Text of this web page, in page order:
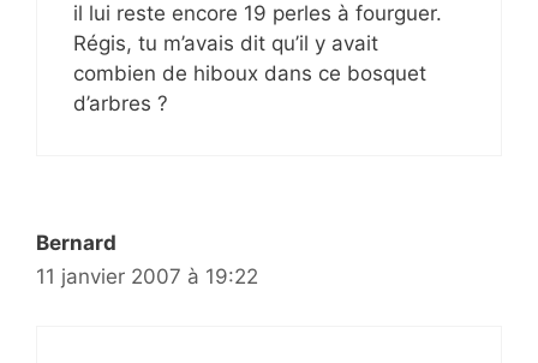
il lui reste encore 19 perles à fourguer.
Régis, tu m’avais dit qu’il y avait
combien de hiboux dans ce bosquet
d’arbres ?
Bernard
11 janvier 2007 à 19:22